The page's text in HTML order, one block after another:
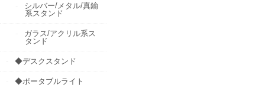
シルバー/メタル/真鍮
系スタンド
ガラス/アクリル系ス
タンド
◆デスクスタンド
◆ポータブルライト